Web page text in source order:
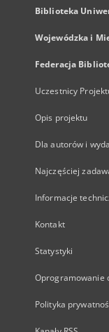
Biblioteka
Wojewódzka i
Federacja
Uczestnicy
Opis projektu
Dla autorów i
Najczęściej
Informacje
Kontakt
Statystyki
Oprogramowanie
Polityka